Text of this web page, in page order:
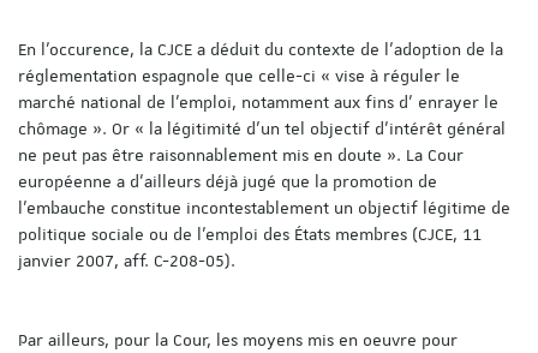
En l’occurence, la CJCE a déduit du contexte de l’adoption de la
réglementation espagnole que celle-ci « vise à réguler le
marché national de l’emploi, notamment aux fins d’ enrayer le
chômage ». Or « la légitimité d’un tel objectif d’intérêt général
ne peut pas être raisonnablement mis en doute ». La Cour
européenne a d’ailleurs déjà jugé que la promotion de
l’embauche constitue incontestablement un objectif légitime de
politique sociale ou de l’emploi des États membres (CJCE, 11
janvier 2007, aff. C-208-05).
Par ailleurs, pour la Cour, les moyens mis en oeuvre pour